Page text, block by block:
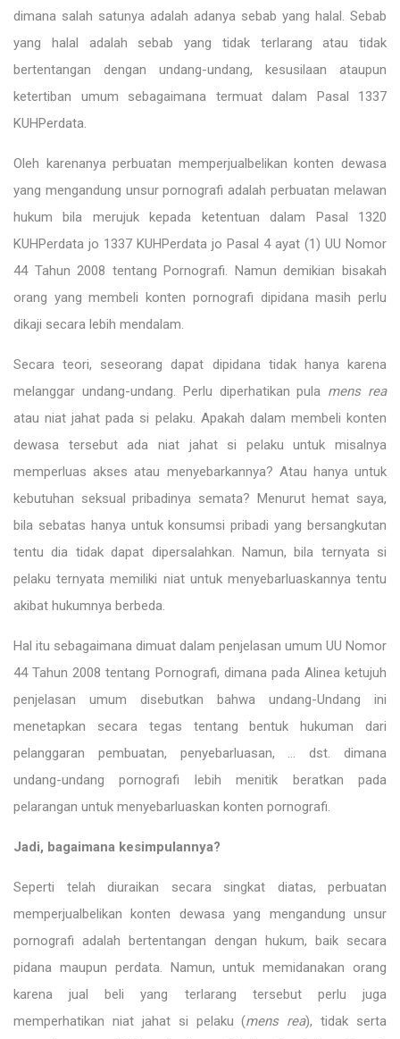
dimana salah satunya adalah adanya sebab yang halal. Sebab
yang halal adalah sebab yang tidak terlarang atau tidak
bertentangan dengan undang-undang, kesusilaan ataupun
ketertiban umum sebagaimana termuat dalam Pasal 1337
KUHPerdata.
Oleh karenanya perbuatan memperjualbelikan konten dewasa
yang mengandung unsur pornografi adalah perbuatan melawan
hukum bila merujuk kepada ketentuan dalam Pasal 1320
KUHPerdata jo 1337 KUHPerdata jo Pasal 4 ayat (1) UU Nomor
44 Tahun 2008 tentang Pornografi. Namun demikian bisakah
orang yang membeli konten pornografi dipidana masih perlu
dikaji secara lebih mendalam.
Secara teori, seseorang dapat dipidana tidak hanya karena
melanggar undang-undang. Perlu diperhatikan pula mens rea
atau niat jahat pada si pelaku. Apakah dalam membeli konten
dewasa tersebut ada niat jahat si pelaku untuk misalnya
memperluas akses atau menyebarkannya? Atau hanya untuk
kebutuhan seksual pribadinya semata? Menurut hemat saya,
bila sebatas hanya untuk konsumsi pribadi yang bersangkutan
tentu dia tidak dapat dipersalahkan. Namun, bila ternyata si
pelaku ternyata memiliki niat untuk menyebarluaskannya tentu
akibat hukumnya berbeda.
Hal itu sebagaimana dimuat dalam penjelasan umum UU Nomor
44 Tahun 2008 tentang Pornografi, dimana pada Alinea ketujuh
penjelasan umum disebutkan bahwa undang-Undang ini
menetapkan secara tegas tentang bentuk hukuman dari
pelanggaran pembuatan, penyebarluasan, … dst. dimana
undang-undang pornografi lebih menitik beratkan pada
pelarangan untuk menyebarluaskan konten pornografi.
Jadi, bagaimana kesimpulannya?
Seperti telah diuraikan secara singkat diatas, perbuatan
memperjualbelikan konten dewasa yang mengandung unsur
pornografi adalah bertentangan dengan hukum, baik secara
pidana maupun perdata. Namun, untuk memidanakan orang
karena jual beli yang terlarang tersebut perlu juga
memperhatikan niat jahat si pelaku (mens rea), tidak serta